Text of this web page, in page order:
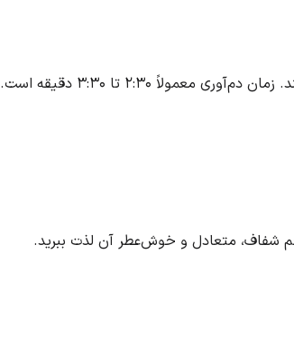
معمولاً ۲:۳۰ تا ۳:۳۰ دقیقه است.
شفاف، متعادل و خوش‌عطر آن لذت ببرید.